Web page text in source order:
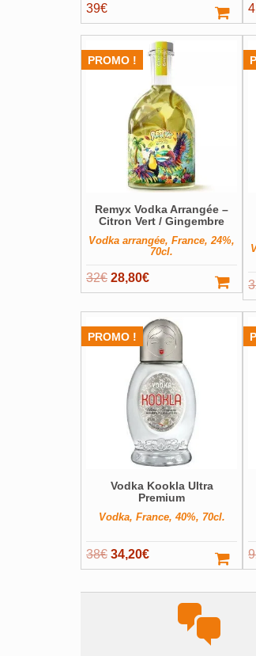
39€
PROMO !
Remyx Vodka Arrangée –
Citron Vert / Gingembre
Vodka arrangée, France, 24%,
70cl.
32€ Le
prix
initial
était :
28,80€Le
prix
actuel
est :
28,80€.
PROMO !
Vodka Kookla Ultra
Premium
Vodka, France, 40%, 70cl.
38€ Le
prix
initial
34,20€Le
prix
actuel
34,20€.